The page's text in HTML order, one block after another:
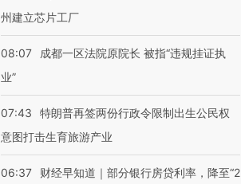
州建立芯片工厂
08:07
成都一区法院原院长 被指“违规挂证执
业”
07:43
特朗普再签两份行政令限制出生公民权
意图打击生育旅游产业
06:37
财经早知道｜部分银行房贷利率，降至“2